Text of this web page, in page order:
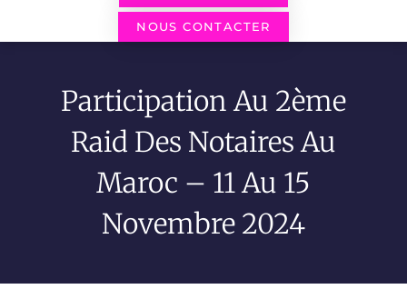
NOUS CONTACTER
Participation Au 2ème
Raid Des Notaires Au
Maroc – 11 Au 15
Novembre 2024